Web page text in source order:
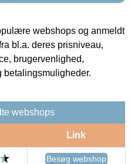
webshops og anmeldt
bl.a. deres prisniveau,
brugervenlighed,
betalingsmuligheder.
webshops
Link
Besøg webshop